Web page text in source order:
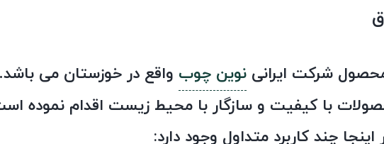
نوین چوب واقع در خوزستان می
با کیفیت و سازگار با محیط زیست اقدام نموده